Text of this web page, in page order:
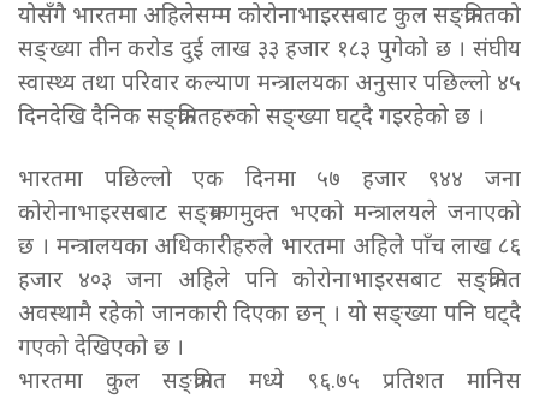
योसँगै भारतमा अहिलेसम्म कोरोनाभाइरसबाट कुल सङ्क्रमितको
सङ्ख्या तीन करोड दुई लाख ३३ हजार १८३ पुगेको छ । संघीय
स्वास्थ्य तथा परिवार कल्याण मन्त्रालयका अनुसार पछिल्लो ४५
दिनदेखि दैनिक सङ्क्रमितहरुको सङ्ख्या घट्दै गइरहेको छ ।
भारतमा पछिल्लो एक दिनमा ५७ हजार ९४४ जना
कोरोनाभाइरसबाट सङ्क्रमणमुक्त भएको मन्त्रालयले जनाएको
छ । मन्त्रालयका अधिकारीहरुले भारतमा अहिले पाँच लाख ८६
हजार ४०३ जना अहिले पनि कोरोनाभाइरसबाट सङ्क्रमित
अवस्थामै रहेको जानकारी दिएका छन् । यो सङ्ख्या पनि घट्दै
गएको देखिएको छ ।
भारतमा कुल सङ्क्रमित मध्ये ९६.७५ प्रतिशत मानिस